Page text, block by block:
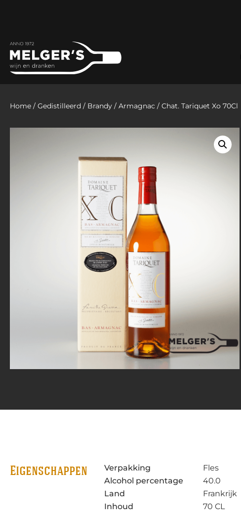
Home / Gedistilleerd / Brandy / Armagnac / Chat. Tariquet Xo 70Cl
Eigenschappen Verpakking
Fles
Alcohol percentage
40.0
Land
Frankrijk
Inhoud
70 CL